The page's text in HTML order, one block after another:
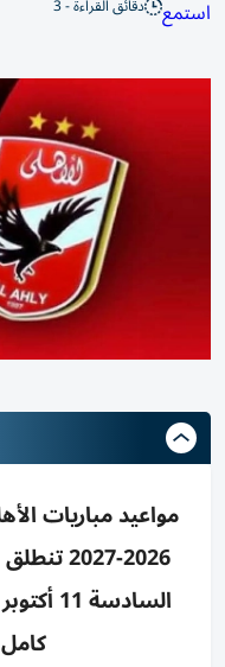
استمع دقائق القراءة - 3
مواعيد مباريات
كامل